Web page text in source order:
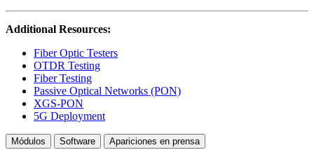
Additional Resources:
Fiber Optic Testers
OTDR Testing
Fiber Testing
Passive Optical Networks (PON)
XGS-PON
5G Deployment
Módulos Software Apariciones en prensa